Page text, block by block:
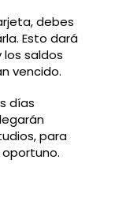
debes
Esto dará
saldos
vencido.
días
para